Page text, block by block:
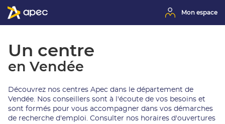
Mon espace
Un centre
en Vendée
Découvrez nos centres Apec dans le département de
Vendée. Nos conseillers sont à l'écoute de vos besoins et
sont formés pour vous accompagner dans vos démarches
de recherche d'emploi. Consulter nos horaires d'ouvertures